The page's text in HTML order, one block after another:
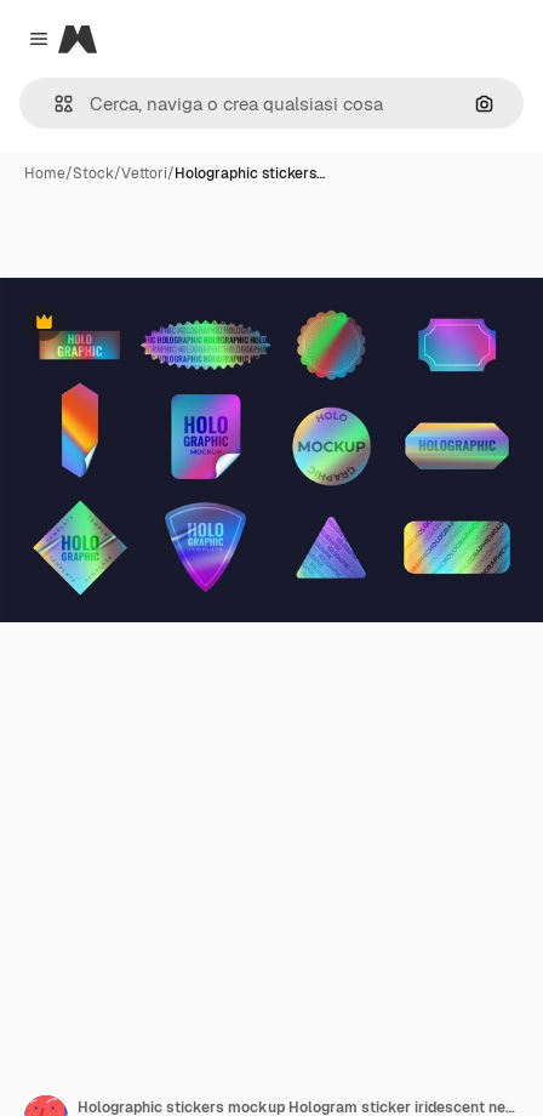
Close menu
Magnific
Cerca
Home/Stock/Vettori/Holographic stickers…
Premium
Holographic stickers mockup Hologram sticker iridescent neon label silver metal emblem shiny gradient badge foil tag geometric rombus shape realistic decent vector illustration